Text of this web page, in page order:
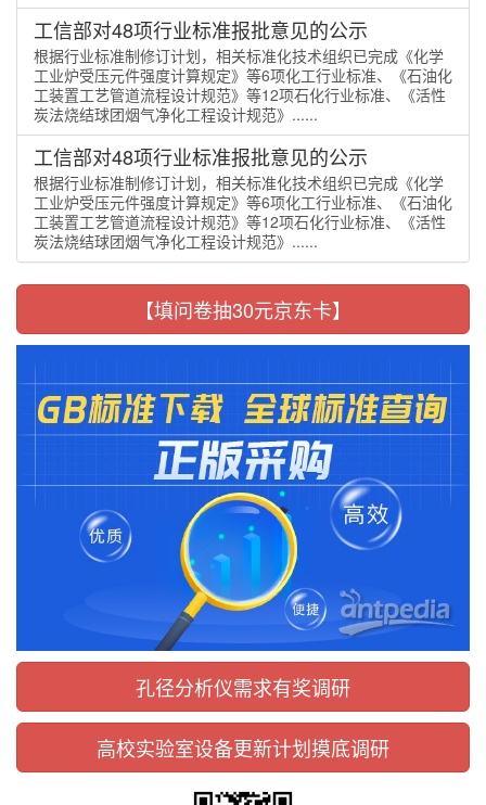
工信部对48项行业标准报批意见的公示
根据行业标准制修订计划，相关标准化技术组织已完成《化学
工业炉受压元件强度计算规定》等6项化工行业标准、《石油化
工装置工艺管道流程设计规范》等12项石化行业标准、《活性
炭法烧结球团烟气净化工程设计规范》......
工信部对48项行业标准报批意见的公示
根据行业标准制修订计划，相关标准化技术组织已完成《化学
工业炉受压元件强度计算规定》等6项化工行业标准、《石油化
工装置工艺管道流程设计规范》等12项石化行业标准、《活性
炭法烧结球团烟气净化工程设计规范》......
【填问卷抽30元京东卡】
孔径分析仪需求有奖调研
高校实验室设备更新计划摸底调研